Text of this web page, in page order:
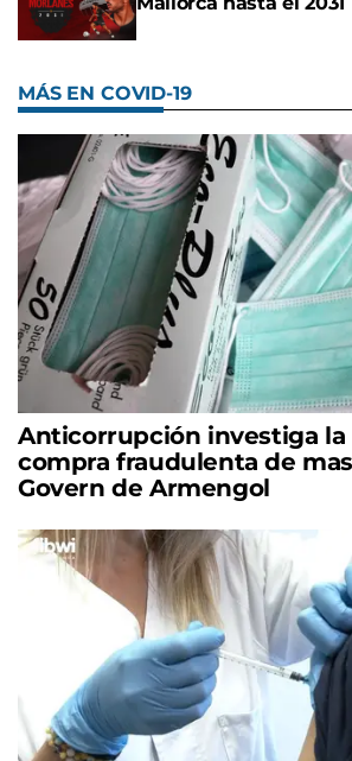
MÁS EN COVID-19
Anticorrupción investiga la
compra fraudulenta de
Govern de Armengol